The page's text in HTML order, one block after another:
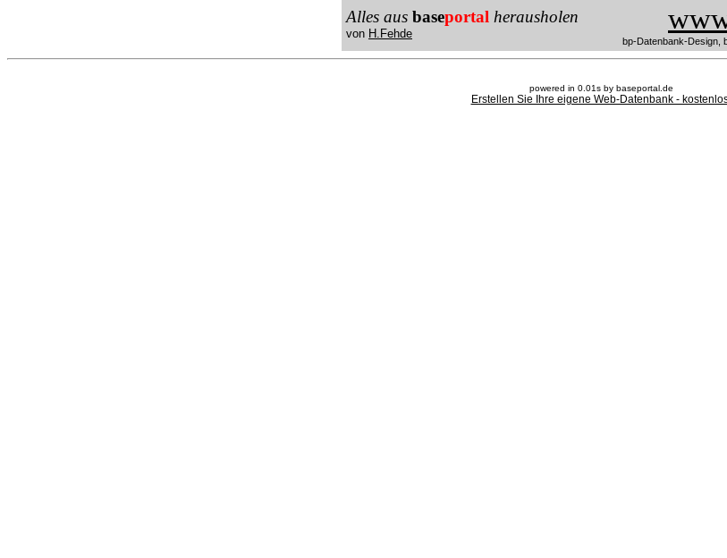
Alles aus baseportal herausholen
von H.Fehde
bp-Datenbank-Design,
powered in 0.01s by baseportal.de
Erstellen Sie Ihre eigene Web-Datenbank -